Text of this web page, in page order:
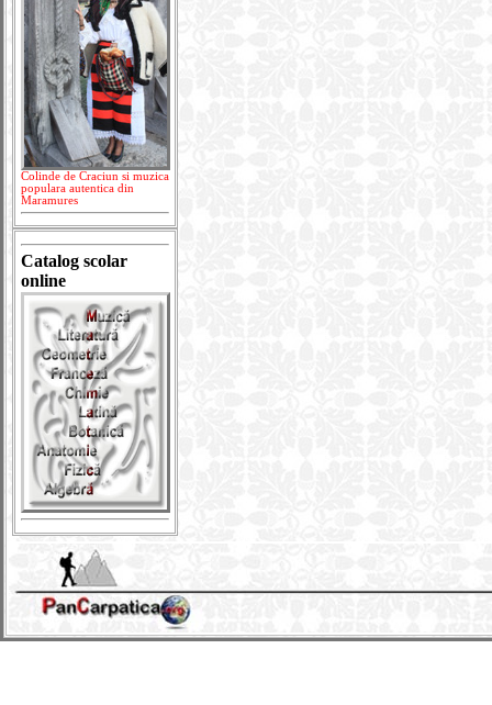
Colinde de Craciun si muzica
populara autentica din
Maramures
Catalog scolar
online